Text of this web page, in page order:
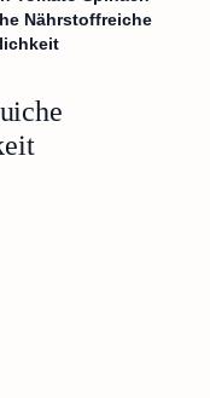
Nährstoffreiche